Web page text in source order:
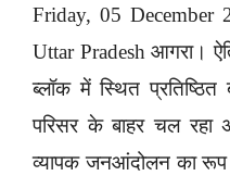
Friday, 05 December
Uttar Pradesh आगरा।
ब्लॉक में स्थित
परिसर के बाहर चल रहा
व्यापक जनआंदोलन का